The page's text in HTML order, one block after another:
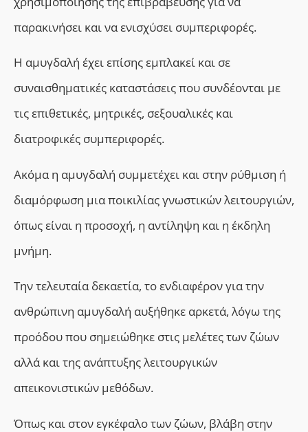
παρακινήσει και να ενισχύσει συμπεριφορές.
Η αμυγδαλή έχει επίσης εμπλακεί και σε
συναισθηματικές καταστάσεις που συνδέονται με
τις επιθετικές, μητρικές, σεξουαλικές και
διατροφικές συμπεριφορές.
Ακόμα η αμυγδαλή συμμετέχει και στην ρύθμιση ή
διαμόρφωση μια ποικιλίας γνωστικών λειτουργιών,
όπως είναι η προσοχή, η αντίληψη και η έκδηλη
μνήμη.
Την τελευταία δεκαετία, το ενδιαφέρον για την
ανθρώπινη αμυγδαλή αυξήθηκε αρκετά, λόγω της
προόδου που σημειώθηκε στις μελέτες των ζώων
αλλά και της ανάπτυξης λειτουργικών
απεικονιστικών μεθόδων.
Όπως και στον εγκέφαλο των ζώων, βλάβη στην